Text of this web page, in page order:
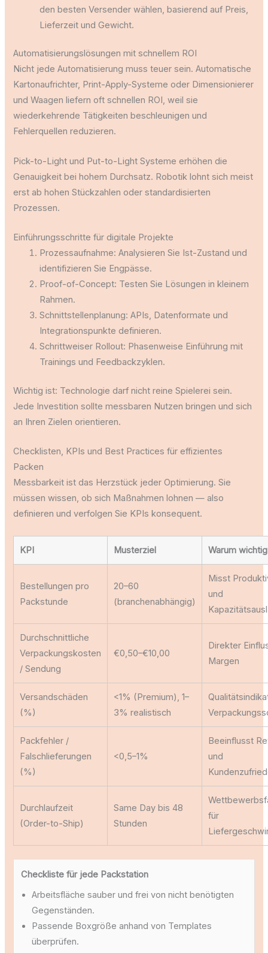
den besten Versender wählen, basierend auf Preis,
Lieferzeit und Gewicht.
Automatisierungslösungen mit schnellem ROI
Nicht jede Automatisierung muss teuer sein. Automatische
Kartonaufrichter, Print-Apply-Systeme oder Dimensionierer
und Waagen liefern oft schnellen ROI, weil sie
wiederkehrende Tätigkeiten beschleunigen und
Fehlerquellen reduzieren.
Pick-to-Light und Put-to-Light Systeme erhöhen die
Genauigkeit bei hohem Durchsatz. Robotik lohnt sich meist
erst ab hohen Stückzahlen oder standardisierten
Prozessen.
Einführungsschritte für digitale Projekte
Prozessaufnahme: Analysieren Sie Ist-Zustand und
identifizieren Sie Engpässe.
Proof-of-Concept: Testen Sie Lösungen in kleinem
Rahmen.
Schnittstellenplanung: APIs, Datenformate und
Integrationspunkte definieren.
Schrittweiser Rollout: Phasenweise Einführung mit
Trainings und Feedbackzyklen.
Wichtig ist: Technologie darf nicht reine Spielerei sein.
Jede Investition sollte messbaren Nutzen bringen und sich
an Ihren Zielen orientieren.
Checklisten, KPIs und Best Practices für effizientes
Packen
Messbarkeit ist das Herzstück jeder Optimierung. Sie
müssen wissen, ob sich Maßnahmen lohnen — also
definieren und verfolgen Sie KPIs konsequent.
KPI Musterziel Warum wichtig
Bestellungen pro
Packstunde
20–60
(branchenabhängig)
Misst
und
Durchschnittliche
Verpackungskosten
/ Sendung
€0,50–€10,00
Direkter
Margen
Versandschäden
(%)
<1% (Premium), 1–
3% realistisch
Packfehler /
Falschlieferungen
(%)
<0,5–1%
Beeinflusst
und
Durchlaufzeit
(Order-to-Ship)
Same Day bis 48
Stunden
für
Checkliste für jede Packstation
Arbeitsfläche sauber und frei von nicht benötigten
Gegenständen.
Passende Boxgröße anhand von Templates
überprüfen.